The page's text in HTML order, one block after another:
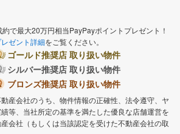
約で最大20万円相当PayPayポイントプレゼント！
レゼント詳細をご覧ください。
ゴールド推奨店 取り扱い物件
シルバー推奨店 取り扱い物件
ブロンズ推奨店 取り扱い物件
産会社のうち、物件情報の正確性、法令遵守、ヤ
等、当社所定の基準を満たした優良な店舗運営を
会社（もしくは当該認定を受けた不動産会社の取